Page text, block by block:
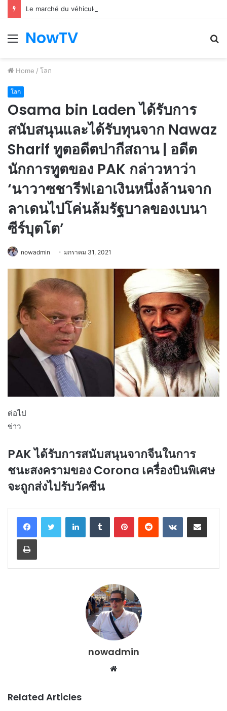
Le marché du véhicule d’occasion en plein essor
Menu
NowTV
Home / โลก
โลก
Osama bin Laden ได้รับการ
สนับสนุนและได้รับทุนจาก Nawaz
Sharif ทูตอดีตปากีสถาน | อดีต
นักการทูตของ PAK กล่าวหาว่า
‘นาวาซชารีฟเอาเงินหนึ่งล้านจาก
ลาเดนไปโค่นล้มรัฐบาลของเบนา
ซีร์บุตโต’
nowadmin มกราคม 31, 2021
ต่อไป
ข่าว
PAK ได้รับการสนับสนุนจากจีนในการ
ชนะสงครามของ Corona เครื่องบินพิเศษ
จะถูกส่งไปรับวัคซีน
LinkedInTumblr PinterestReddit VKontakteShare via Email
Print
nowadmin
Website
Related Articles